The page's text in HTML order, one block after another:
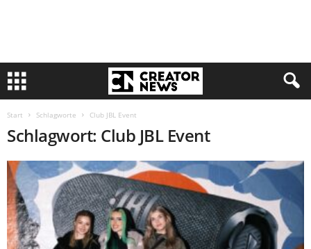
Start Schlagworte Club JBL Event
Schlagwort: Club JBL Event